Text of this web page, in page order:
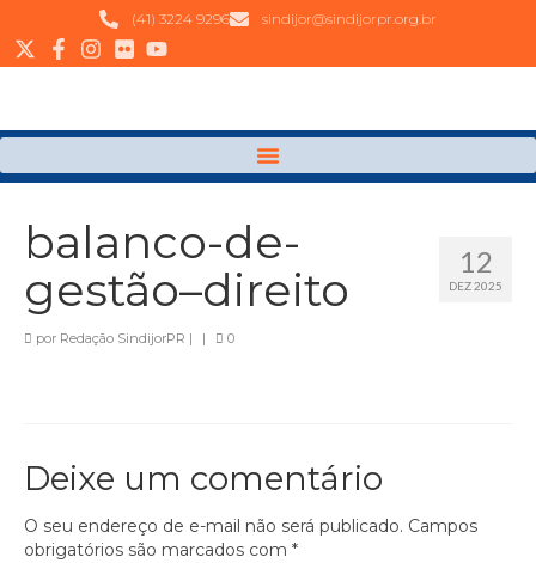
(41) 3224 9296 sindijor@sindijorpr.org.br
12
DEZ 2025
balanco-de-
gestão–direito
por Redação SindijorPR | | 0
Deixe um comentário
O seu endereço de e-mail não será publicado. Campos
obrigatórios são marcados com *